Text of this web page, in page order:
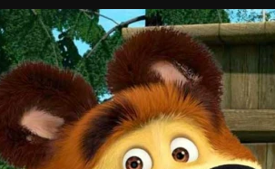
Открыть приложение